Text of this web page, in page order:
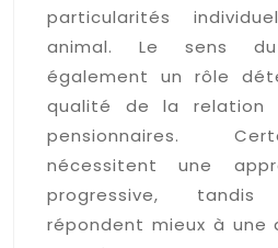
particularités
animal. Le sens
également un rôle
qualité de la relation
pensionnaires.
nécessitent une
progressive,
répondent mieux à